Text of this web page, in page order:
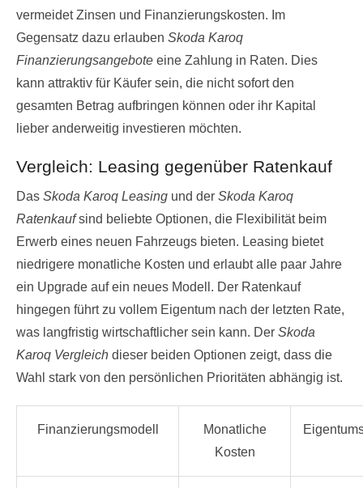
vermeidet Zinsen und Finanzierungskosten. Im
Gegensatz dazu erlauben Skoda Karoq
Finanzierungsangebote eine Zahlung in Raten. Dies
kann attraktiv für Käufer sein, die nicht sofort den
gesamten Betrag aufbringen können oder ihr Kapital
lieber anderweitig investieren möchten.
Vergleich: Leasing gegenüber Ratenkauf
Das Skoda Karoq Leasing und der Skoda Karoq
Ratenkaufsind beliebte Optionen, die Flexibilität beim
Erwerb eines neuen Fahrzeugs bieten. Leasing bietet
niedrigere monatliche Kosten und erlaubt alle paar Jahre
ein Upgrade auf ein neues Modell. Der Ratenkauf
hingegen führt zu vollem Eigentum nach der letzten Rate,
was langfristig wirtschaftlicher sein kann. Der Skoda
Karoq Vergleich dieser beiden Optionen zeigt, dass die
Wahl stark von den persönlichen Prioritäten abhängig ist.
Finanzierungsmodell
Monatliche
Kosten